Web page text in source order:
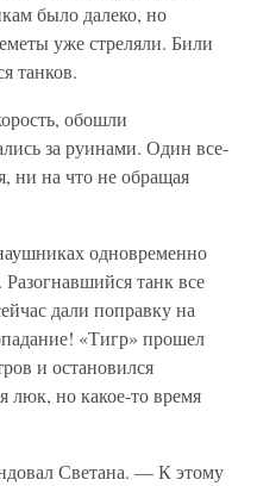
было далеко, но
уже стреляли. Били
танков.
обошли
за руинами. Один все-
ни на что не обращая
одновременно
танк все
дали поправку на
«Тигр» прошел
и остановился
люк, но какое-то время
Светана. — К этому